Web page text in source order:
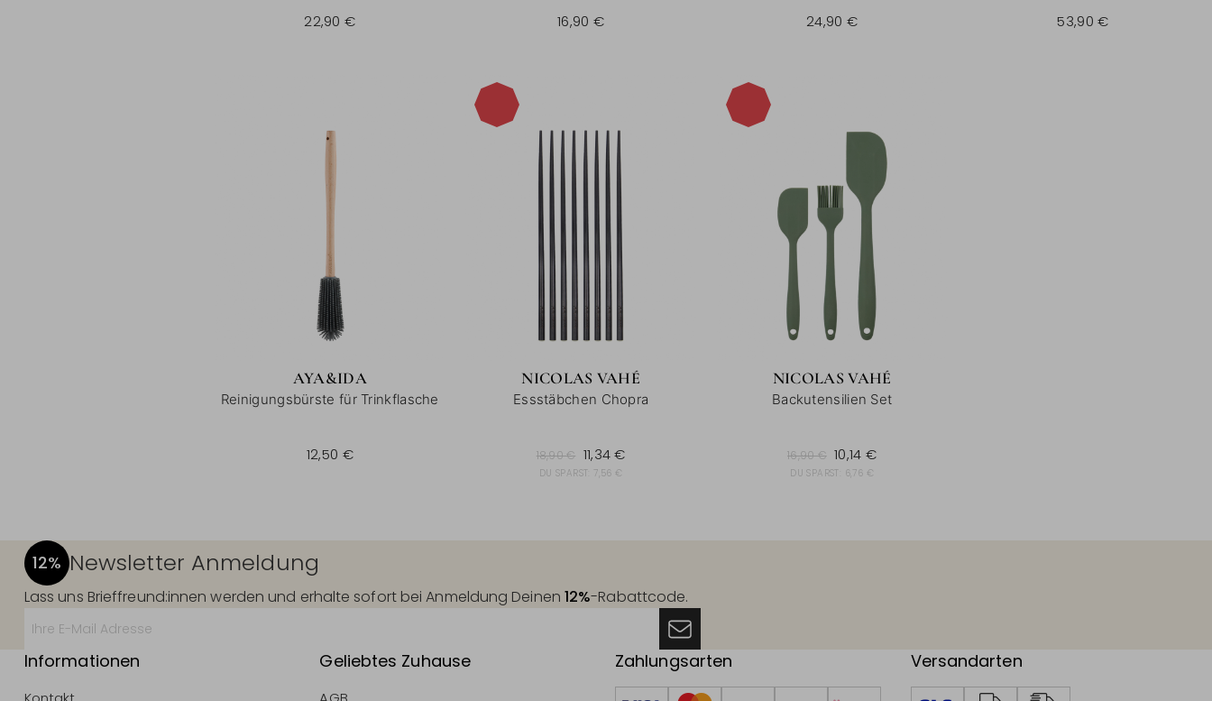
22,90 € 16,90 € 24,90 € 53,90 €
AYA&IDA
Reinigungsbürste für Trinkflasche
12,50 €
NICOLAS VAHÉ
Essstäbchen Chopra
18,90 € 11,34 €
DU SPARST: 7,56 €
NICOLAS VAHÉ
Backutensilien Set
16,90 € 10,14 €
DU SPARST: 6,76 €
12% Newsletter Anmeldung
Lass uns Brieffreund:innen werden und erhalte sofort bei Anmeldung Deinen 12%-Rabattcode.
Informationen Geliebtes Zuhause Zahlungsarten Versandarten